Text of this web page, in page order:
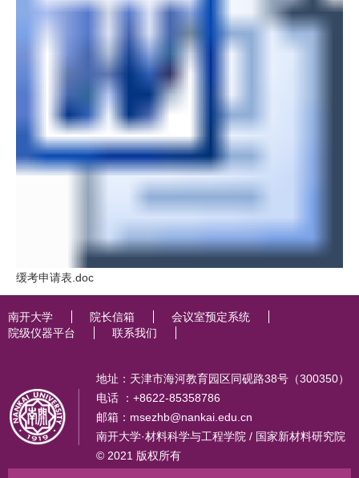
缓考申请表.doc
南开大学 院长信箱
会议室预定系统
院级仪器平台
联系我们
地址：天津市海河教育园区同砚路38号（300350）
电话 ：+8622-85358786
邮箱：msezhb@nankai.edu.cn
南开大学·材料科学与工程学院 / 国家新材料研究院
© 2021 版权所有